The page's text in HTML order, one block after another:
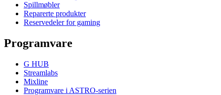
Spillmøbler
Reparerte produkter
Reservedeler for gaming
Programvare
G HUB
Streamlabs
Mixline
Programvare i ASTRO-serien